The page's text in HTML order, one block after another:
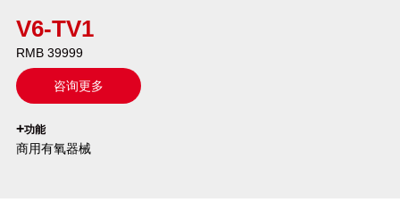
V6-TV1
RMB 39999
咨询更多
`
+功能
商用有氧器械